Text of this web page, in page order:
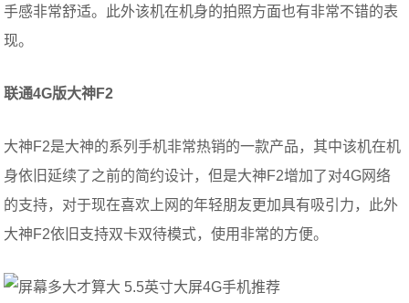
手感非常舒适。此外该机在机身的拍照方面也有非常不错的表
现。
联通4G版大神F2
大神F2是大神的系列手机非常热销的一款产品，其中该机在机
身依旧延续了之前的简约设计，但是大神F2增加了对4G网络
的支持，对于现在喜欢上网的年轻朋友更加具有吸引力，此外
大神F2依旧支持双卡双待模式，使用非常的方便。